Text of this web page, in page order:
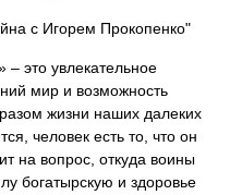
с Игорем Прокопенко"
– это увлекательное
мир и возможность
жизни наших далеких
человек есть то, что он
на вопрос, откуда воины
богатырскую и здоровье